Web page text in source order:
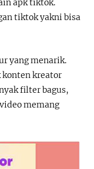
tiktok yakni bisa
yang menarik.
kreator
filter bagus,
memang